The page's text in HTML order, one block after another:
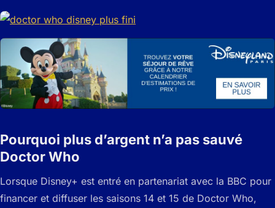
Pourquoi plus d’argent n’a pas sauvé
Doctor Who
Lorsque Disney+ est entré en partenariat avec la BBC pour
financer et diffuser les saisons 14 et 15 de Doctor Who,